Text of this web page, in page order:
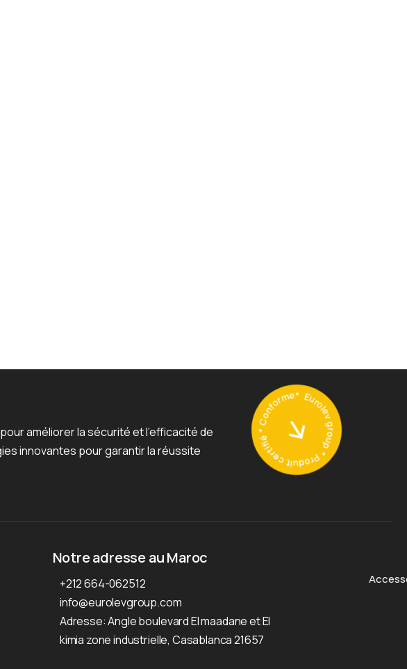
améliorer la sécurité et l’efficacité de
innovantes pour garantir la réussite
Eurolev group * Produit certifié * Conforme*
Notre adresse au Maroc
+212 664-062512
info@eurolevgroup.com
Adresse: Angle boulevard El maadane et El
kimia zone industrielle, Casablanca 21657